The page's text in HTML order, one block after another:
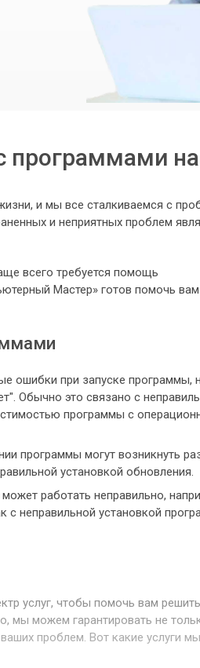
программами
и мы все сталкиваемся с
и неприятных проблем
всего требуется помощь
Мастер» готов помочь
ошибки при запуске программы,
Обычно это связано с
программы с
программы могут возникнуть
установкой обновления.
работать неправильно,
с неправильной установкой
услуг, чтобы помочь вам
мы можем гарантировать не
проблем. Вот какие услуги мы